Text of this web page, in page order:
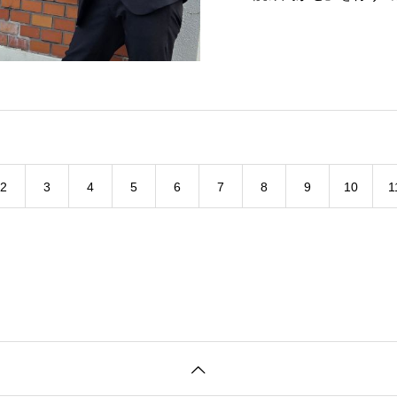
す。さて、今回はどん
2 3 4 5 6 7 8 9 10